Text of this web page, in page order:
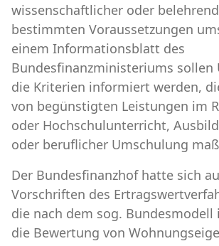
wissenschaftlicher oder
bestimmten Voraussetzungen
einem Informationsblatt des
Bundesfinanzministeriums sollen
die Kriterien informiert werden,
von begünstigten Leistungen im
oder Hochschulunterricht,
oder beruflicher Umschulung
Der Bundesfinanzhof hatte sich
Vorschriften des
die nach dem sog.
die Bewertung von